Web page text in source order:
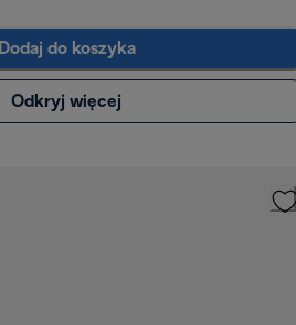
Dodaj do koszyka
Odkryj więcej